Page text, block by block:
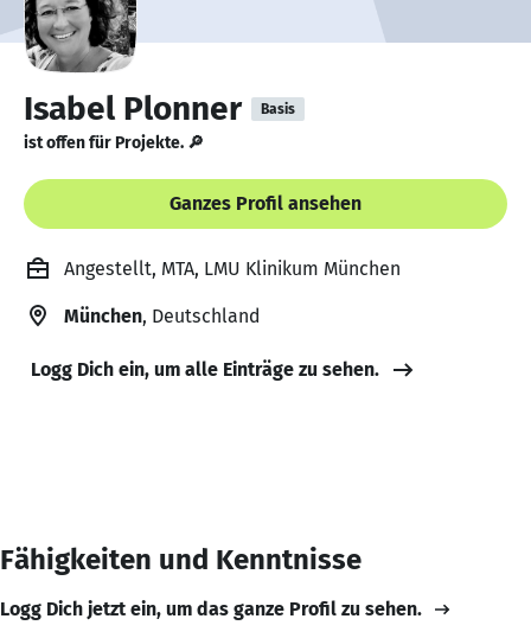
Isabel Plonner Basis
ist offen für Projekte. 🔎
Ganzes Profil ansehen
Angestellt, MTA, LMU Klinikum München
München, Deutschland
Logg Dich ein, um alle Einträge zu sehen.
Fähigkeiten und Kenntnisse
Logg Dich jetzt ein, um das ganze Profil zu sehen.